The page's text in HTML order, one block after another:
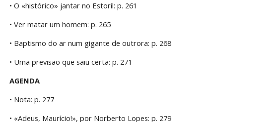
• O «histórico» jantar no Estoril: p. 261
• Ver matar um homem: p. 265
• Baptismo do ar num gigante de outrora: p. 268
• Uma previsão que saiu certa: p. 271
AGENDA
• Nota: p. 277
• «Adeus, Maurício!», por Norberto Lopes: p. 279